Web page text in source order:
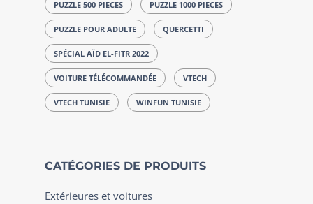
PUZZLE 500 PIECES PUZZLE 1000 PIECES
PUZZLE POUR ADULTE QUERCETTI
SPÉCIAL AÏD EL-FITR 2022
VOITURE TÉLÉCOMMANDÉE VTECH
VTECH TUNISIE WINFUN TUNISIE
CATÉGORIES DE PRODUITS
Extérieures et voitures